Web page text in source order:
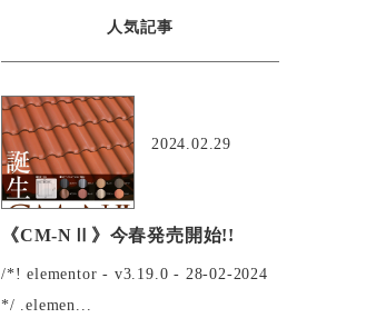
人気記事
2024.02.29
《CM-NⅡ》今春発売開始!!
/*! elementor - v3.19.0 - 28-02-2024
*/ .elemen...